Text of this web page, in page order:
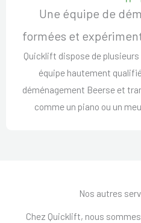
Une équipe de
formées et
Quicklift dispose de
équipe hautement
déménagement Beerse et
comme un piano ou un
Nos autres
Chez Quicklift, nous